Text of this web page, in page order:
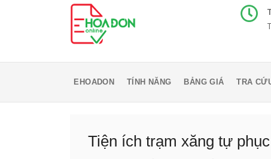
EHOADON TÍNH NĂNG BẢNG GIÁ TRA
Tiện ích trạm xăng tự